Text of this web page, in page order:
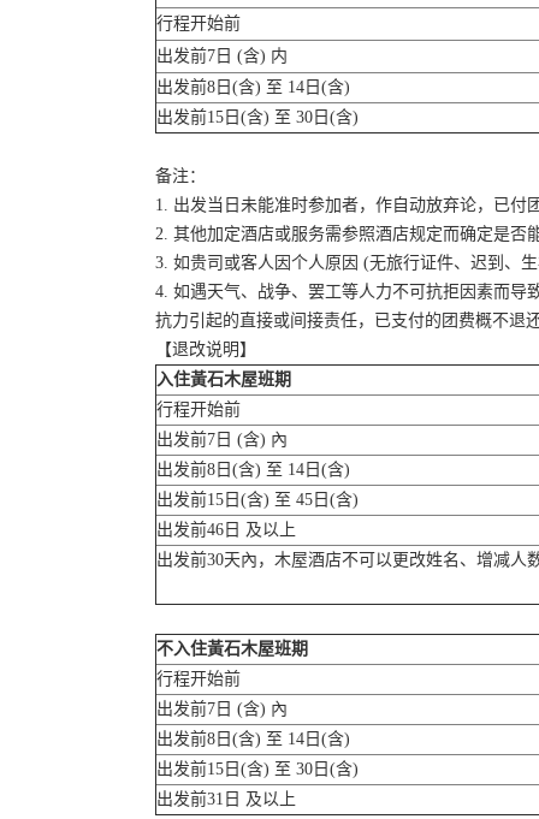
行程开始前
出发前7日 (含) 内
出发前8日(含) 至 14日(含)
出发前15日(含) 至 30日(含)
备注：
1. 出发当日未能准时参加者，作自动放弃论，已付
2. 其他加定酒店或服务需参照酒店规定而确定是否
3. 如贵司或客人因个人原因 (无旅行证件、迟到、
4. 如遇天气、战争、罢工等人力不可抗拒因素而
抗力引起的直接或间接责任，已支付的团费概不退
【退改说明】
入住黃石木屋班期
行程开始前
出发前7日 (含) 內
出发前8日(含) 至 14日(含)
出发前15日(含) 至 45日(含)
出发前46日 及以上
出发前30天內，木屋酒店不可以更改姓名、增减人
不入住黃石木屋班期
行程开始前
出发前7日 (含) 內
出发前8日(含) 至 14日(含)
出发前15日(含) 至 30日(含)
出发前31日 及以上